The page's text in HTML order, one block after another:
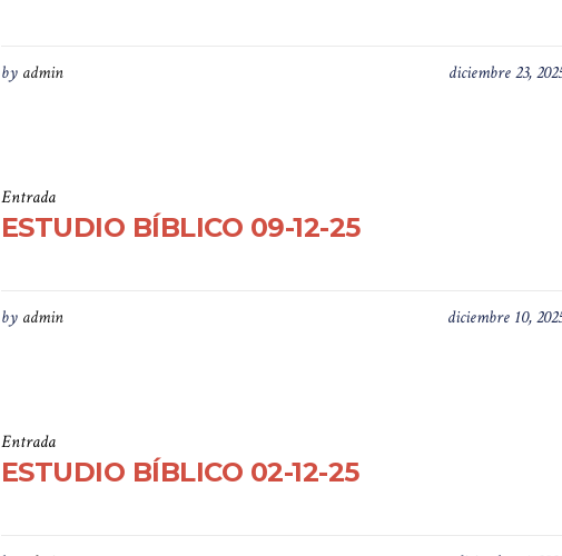
diciembre 23,
by admin
Entrada
ESTUDIO BÍBLICO 09-12-25
diciembre 10,
by admin
Entrada
ESTUDIO BÍBLICO 02-12-25